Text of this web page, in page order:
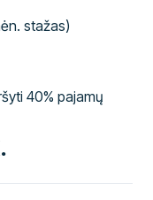
stažas)
40% pajamų